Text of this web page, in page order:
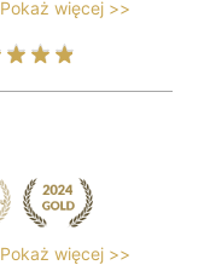
Pokaż więcej >>
Pokaż więcej >>